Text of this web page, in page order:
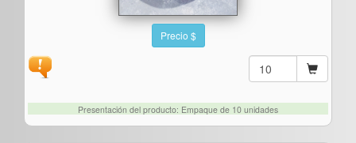
Precio $
Presentación del producto: Empaque de 10 unidades